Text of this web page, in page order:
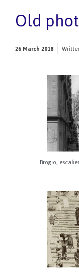
Old
26 March 2018
Brogio,